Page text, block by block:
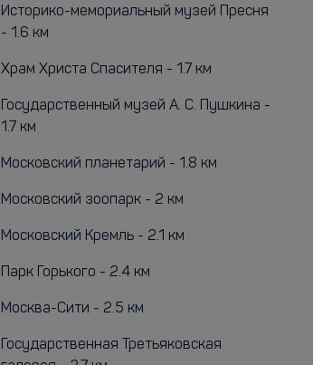
Историко-мемориальный музей Пресня
- 1.6 км
Храм Христа Спасителя - 1.7 км
Государственный музей А. С. Пушкина -
1.7 км
Московский планетарий - 1.8 км
Московский зоопарк - 2 км
Московский Кремль - 2.1 км
Парк Горького - 2.4 км
Москва-Сити - 2.5 км
Государственная Третьяковская